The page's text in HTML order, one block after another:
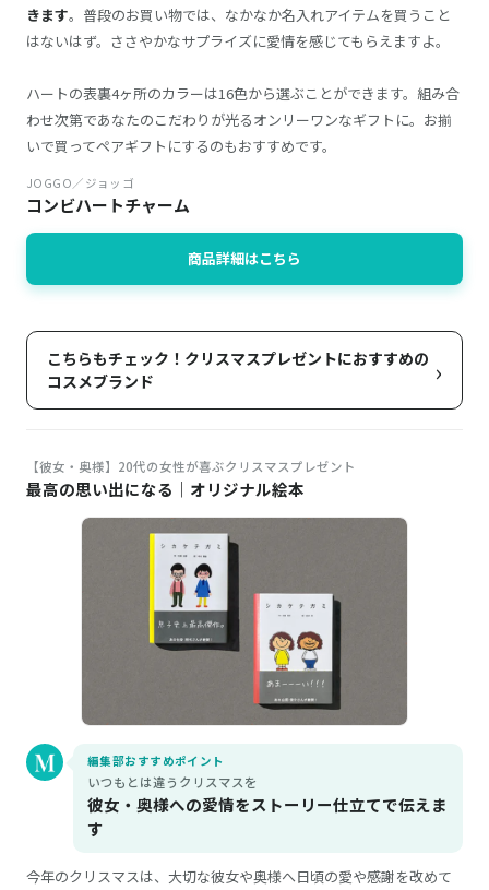
きます。普段のお買い物では、なかなか名入れアイテムを買うこと
はないはず。ささやかなサプライズに愛情を感じてもらえますよ。
ハートの表裏4ヶ所のカラーは16色から選ぶことができます。組み合
わせ次第であなたのこだわりが光るオンリーワンなギフトに。お揃
いで買ってペアギフトにするのもおすすめです。
JOGGO／ジョッゴ
コンビハートチャーム
商品詳細はこちら
こちらもチェック！クリスマスプレゼントにおすすめの
コスメブランド
›
【彼女・奥様】20代の女性が喜ぶクリスマスプレゼント
最高の思い出になる｜オリジナル絵本
編集部おすすめポイント
いつもとは違うクリスマスを
彼女・奥様への愛情をストーリー仕立てで伝えま
す
今年のクリスマスは、大切な彼女や奥様へ日頃の愛や感謝を改めて